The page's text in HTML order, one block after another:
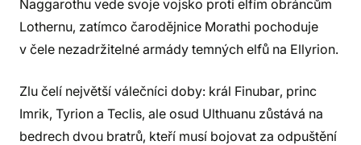
Naggarothu vede svoje vojsko proti elfím obráncům
Lothernu, zatímco čarodějnice Morathi pochoduje
v čele nezadržitelné armády temných elfů na Ellyrion.
Zlu čelí největší válečníci doby: král Finubar, princ
Imrik, Tyrion a Teclis, ale osud Ulthuanu zůstává na
bedrech dvou bratrů, kteří musí bojovat za odpuštění